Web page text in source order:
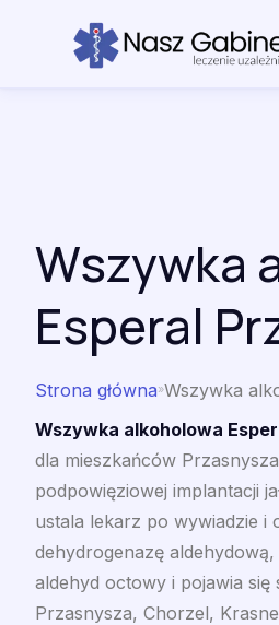
Wszywka
Esperal
Strona główna»Wszywka
Wszywka alkoholowa
dla mieszkańców
podpowięziowej implantacji
ustala lekarz po wywiadzie i
dehydrogenazę
aldehyd octowy i pojawia
Przasnysza, Chorzel,